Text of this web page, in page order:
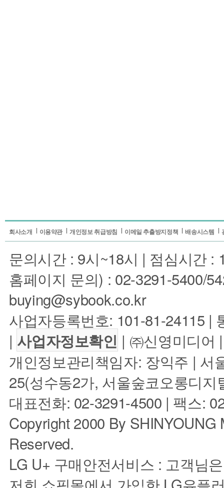
회사소개 이용약관 개인정보 취급방침 이메일 추출방지정책 배송시스템
문의시간 : 9시~18시 | 점심시간 :
홈페이지 문의) : 02-3291-5400/
buying@sybook.co.kr
사업자등록번호: 101-81-24115 |
| 사업자정보확인 | ㈜신영미디어
개인정보관리책임자: 장익주 | 서
25(성수동2가, 서울숲코오롱디
대표전화: 02-3291-4500 | 팩스:
Copyright 2000 By
Reserved.
LG U+ 구매안전서비스 : 고객님